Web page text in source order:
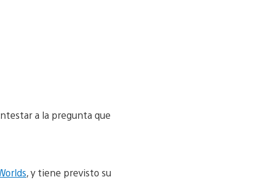
a la pregunta que
, y tiene previsto su